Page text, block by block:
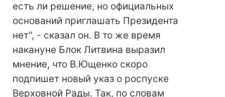
есть ли решение, но официальных
оснований приглашать Президента
нет", - сказал он. В то же время
накануне Блок Литвина выразил
мнение, что В.Ющенко скоро
подпишет новый указ о роспуске
Верховной Рады. Так, по словам